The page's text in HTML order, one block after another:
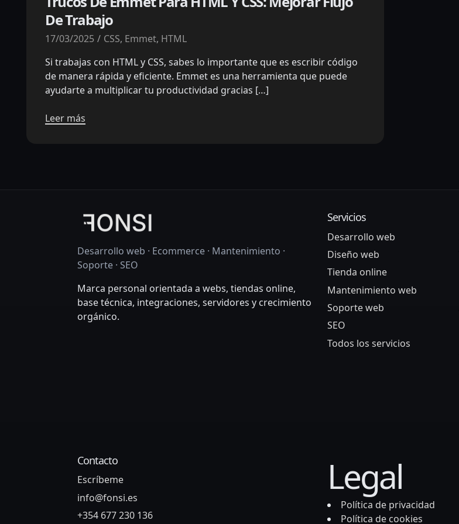
De Trabajo
17/03/2025 CSS, Emmet, HTML
Si trabajas con HTML y CSS, sabes lo importante que es escribir código
de manera rápida y eficiente. Emmet es una herramienta que puede
ayudarte a multiplicar tu productividad gracias […]
Leer más
Desarrollo web · Ecommerce · Mantenimiento ·
Soporte · SEO
Marca personal orientada a webs, tiendas online,
base técnica, integraciones, servidores y crecimiento
orgánico.
Servicios
Desarrollo web
Diseño web
Tienda online
Mantenimiento web
Soporte web
SEO
Todos los servicios
Contacto
Escríbeme
info@fonsi.es
+354 677 230 136
Legal
Política de privacidad
Política de cookies